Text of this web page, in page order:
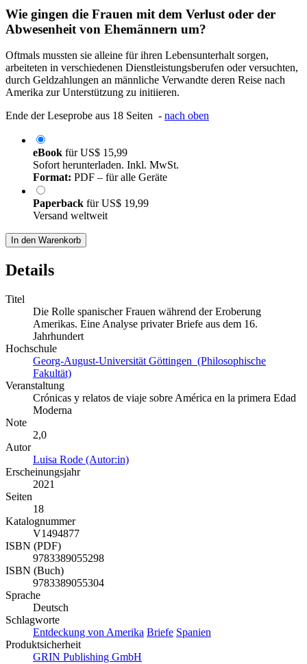
Wie gingen die Frauen mit dem Verlust oder der
Abwesenheit von Ehemännern um?
Oftmals mussten sie alleine für ihren Lebensunterhalt sorgen,
arbeiteten in verschiedenen Dienstleistungsberufen oder versuchten,
durch Geldzahlungen an männliche Verwandte deren Reise nach
Amerika zur Unterstützung zu initiieren.
Ende der Leseprobe aus 18 Seiten - nach oben
eBook fürUS$ 15,99
Sofort herunterladen. Inkl. MwSt.
Format: PDF – für alle Geräte
Paperback fürUS$ 19,99
Versand weltweit
In den Warenkorb
Details
Titel
Die Rolle spanischer Frauen während der Eroberung
Amerikas. Eine Analyse privater Briefe aus dem 16.
Jahrhundert
Hochschule
Georg-August-Universität Göttingen (Philosophische
Fakultät)
Veranstaltung
Crónicas y relatos de viaje sobre América en la primera Edad
Moderna
Note
2,0
Autor
Luisa Rode (Autor:in)
Erscheinungsjahr
2021
Seiten
18
Katalognummer
V1494877
ISBN (PDF)
9783389055298
ISBN (Buch)
9783389055304
Sprache
Deutsch
Schlagworte
Entdeckung von Amerika Briefe Spanien
Produktsicherheit
GRIN Publishing GmbH